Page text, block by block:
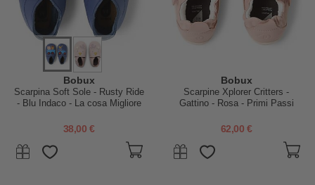
Bobux
Scarpina Soft Sole - Rusty Ride
- Blu Indaco - La cosa Migliore
38,00 €
Bobux
Scarpine Xplorer Critters -
Gattino - Rosa - Primi Passi
62,00 €